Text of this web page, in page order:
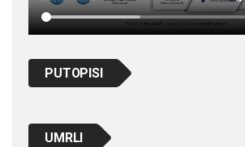
PUTOPISI
UMRLI